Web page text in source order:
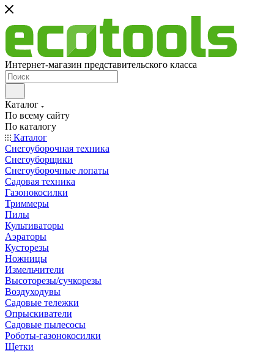
Интернет-магазин представительского класса
Каталог
По всему сайту
По каталогу
Каталог
Снегоуборочная техника
Снегоуборщики
Снегоуборочные лопаты
Садовая техника
Газонокосилки
Триммеры
Пилы
Культиваторы
Аэраторы
Кусторезы
Ножницы
Измельчители
Высоторезы/сучкорезы
Воздуходувы
Садовые тележки
Опрыскиватели
Садовые пылесосы
Роботы-газонокосилки
Щетки